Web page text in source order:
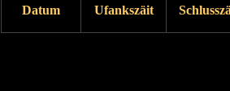
Datum Ufankszäit